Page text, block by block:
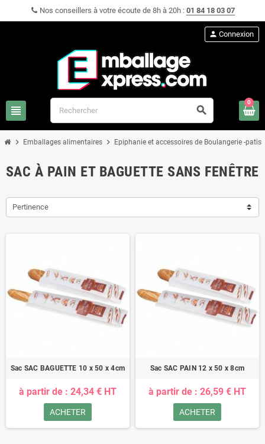
Nos conseillers à votre écoute de 8h à 20h : 01 84 18 03 07
view_headline search
person Connexion
0
chevron_right Emballages alimentaires chevron_right Epiphanie et accessoires de Boulangerie -
SAC À PAIN ET BAGUETTE SANS FENÊTRE
Pertinence
Sac SAC BAGUETTE 10 x 50 x 4cm
à partir de : 24,34 € HT
ACHETER
Sac SAC PAIN 12 x 50 x 8cm
à partir de : 26,59 € HT
ACHETER